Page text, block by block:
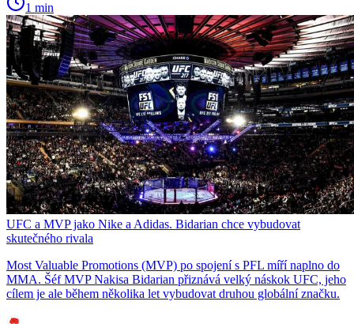
1 min
UFC a MVP jako Nike a Adidas. Bidarian chce vybudovat
skutečného rivala
Most Valuable Promotions (MVP) po spojení s PFL míří naplno do
MMA. Šéf MVP Nakisa Bidarian přiznává velký náskok UFC, jeho
cílem je ale během několika let vybudovat druhou globální značku.